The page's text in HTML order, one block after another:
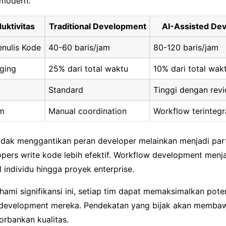
Traditional Development AI-Assisted
Kode 40-60 baris/jam 80-120 baris/jam
25% dari total waktu 10% dari total
Standard Tinggi dengan
Manual coordination Workflow
menggantikan peran developer melainkan menjadi
write kode lebih efektif. Workflow development
individu hingga proyek enterprise.
signifikansi ini, setiap tim dapat memaksimalkan
mereka. Pendekatan yang bijak akan
kualitas.